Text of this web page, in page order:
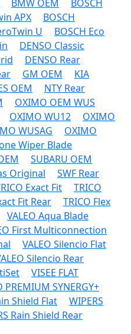
BMW OEM
BOSCH
APX
BOSCH
U
BOSCH Eco
DENSO Classic
DENSO Rear
GM OEM
KIA
OEM
NTY Rear
OXIMO OEM WUS
OXIMO WU12
OXIMO
WUSAG
OXIMO
Wiper Blade
SUBARU OEM
Original
SWF Rear
Exact Fit
TRICO
Fit Rear
TRICO Flex
VALEO Aqua Blade
First Multiconnection
VALEO Silencio Flat
Silencio Rear
VISEE FLAT
PREMIUM SYNERGY+
Shield Flat
WIPERS
Rain Shield Rear